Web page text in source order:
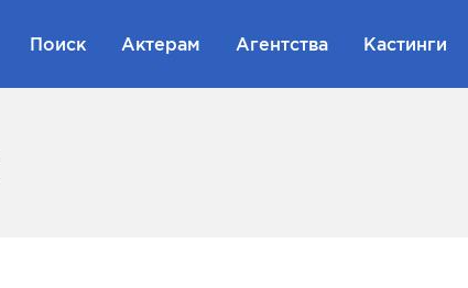
Поиск Актерам Агентства Кастинги